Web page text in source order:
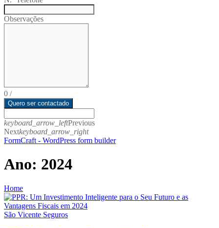
Observações
0 /
Quero ser contactado
keyboard_arrow_leftPrevious
Nextkeyboard_arrow_right
FormCraft - WordPress form builder
Ano: 2024
Home
São Vicente Seguros